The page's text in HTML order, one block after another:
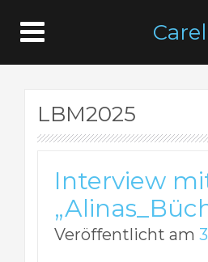
LBM2025
Interview
Veröffentlicht am